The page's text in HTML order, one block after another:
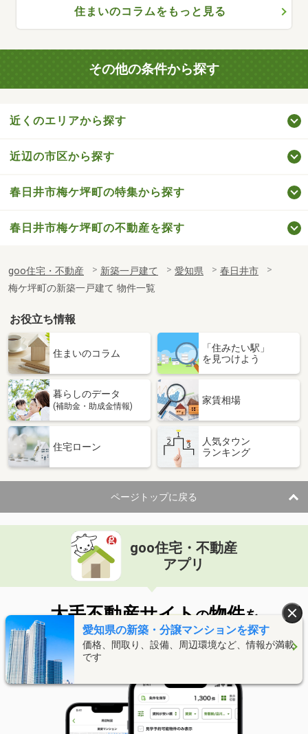
住まいのコラムをもっと見る
その他の条件から探す
近くのエリアから探す
近辺の市区から探す
春日井市梅ケ坪町の特集から探す
春日井市梅ケ坪町の不動産を探す
goo住宅・不動産 新築一戸建て 愛知県
春日井市
梅ケ坪町の新築一戸建て 物件一覧
お役立ち情報
住まいのコラム
「住みたい駅」
を見つけよう
暮らしのデータ
(補助金・助成金情報)
家賃相場
住宅ローン
人気タウン
ランキング
愛知県の新築・分譲マンションを探す
価格、間取り、設備、周辺環境など、情報が満載
です
ページトップに戻る
goo住宅・不動産
アプリ
大手不動産サイトの物件を
まとめて検索！